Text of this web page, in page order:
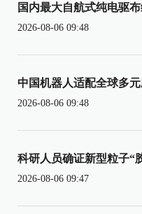
国内最大自航式纯电驱
2026-08-06 09:48
中国机器人适配全球多
2026-08-06 09:48
科研人员确证新型粒子“
2026-08-06 09:47